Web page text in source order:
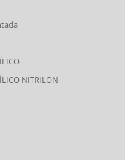
NITRILON